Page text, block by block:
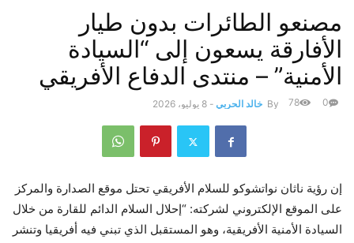
مصنعو الطائرات بدون طيار
الأفارقة يسعون إلى “السيادة
الأمنية” – منتدى الدفاع الأفريقي
By خالد الحربي - 8 يوليو، 2026 0
78
إن رؤية ناثان نواتشوكو للسلام الأفريقي تحتل موقع الصدارة والمركز
على الموقع الإلكتروني لشركته: “إحلال السلام الدائم للقارة من خلال
السيادة الأمنية الأفريقية، وهو المستقبل الذي تبني فيه أفريقيا وتنشر